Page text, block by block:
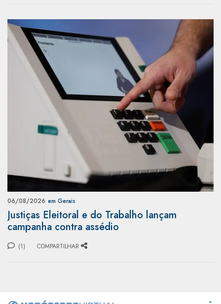
06/08/2026 em Gerais
Justiças Eleitoral e do Trabalho lançam
campanha contra assédio
(1) COMPARTILHAR